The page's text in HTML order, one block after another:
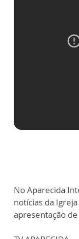
No Aparecida
notícias da
apresentação